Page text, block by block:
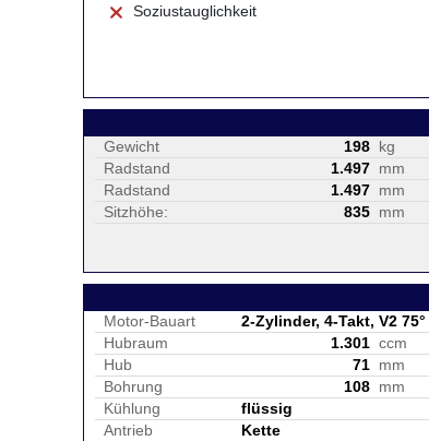
Soziustauglichkeit
Gewicht 198 kg
Radstand
1.497 mm
Radstand
1.497 mm
Sitzhöhe:
835 mm
Motor-Bauart
2-Zylinder, 4-Takt, V2 75°
Hubraum
1.301 ccm
Hub
71 mm
Bohrung
108 mm
Kühlung
flüssig
Antrieb
Kette